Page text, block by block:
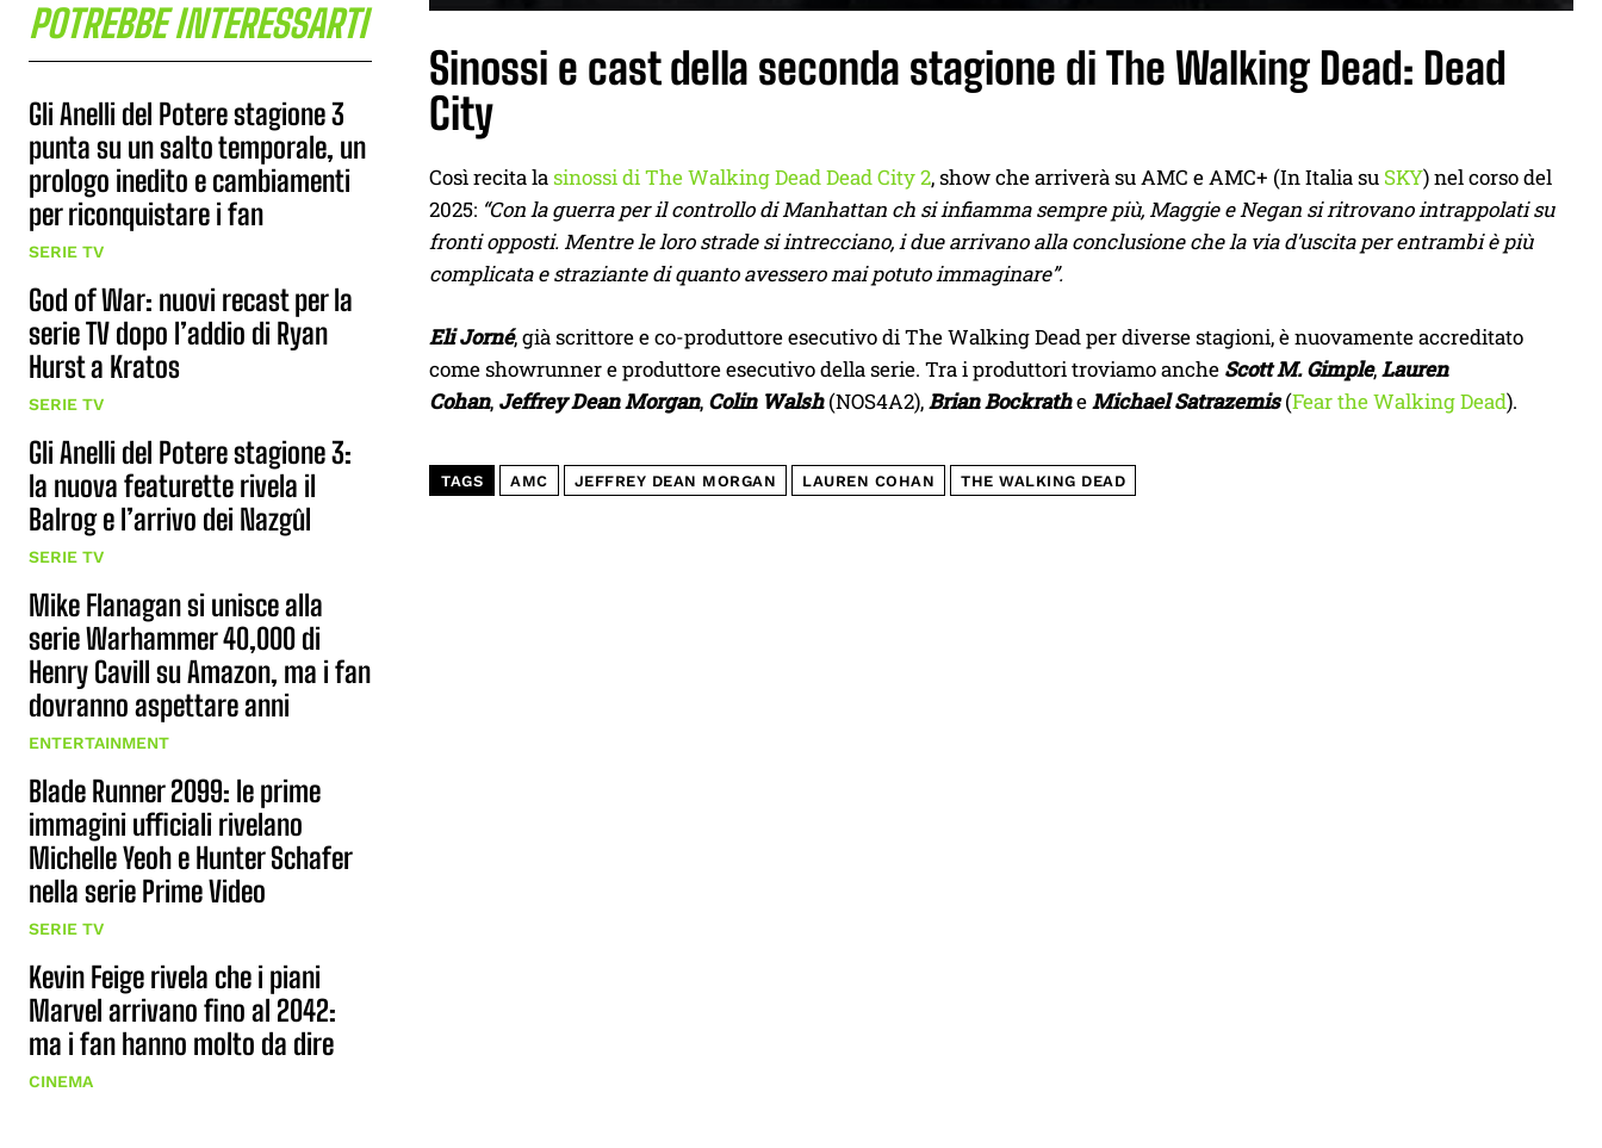
POTREBBE INTERESSARTI
Gli Anelli del Potere stagione 3
punta su un salto temporale, un
prologo inedito e cambiamenti
per riconquistare i fan
SERIE TV
God of War: nuovi recast per la
serie TV dopo l’addio di Ryan
Hurst a Kratos
SERIE TV
Gli Anelli del Potere stagione 3:
la nuova featurette rivela il
Balrog e l’arrivo dei Nazgûl
SERIE TV
Mike Flanagan si unisce alla
serie Warhammer 40,000 di
Henry Cavill su Amazon, ma i fan
dovranno aspettare anni
ENTERTAINMENT
Blade Runner 2099: le prime
immagini ufficiali rivelano
Michelle Yeoh e Hunter Schafer
nella serie Prime Video
SERIE TV
Kevin Feige rivela che i piani
Marvel arrivano fino al 2042:
ma i fan hanno molto da dire
CINEMA
Sinossi e cast della seconda stagione di The Walking Dead: Dead
City
Così recita lasinossi di The Walking Dead Dead City 2, show che arriverà su AMC e AMC+ (In Italia su SKY) nel corso del
2025: “Con la guerra per il controllo di Manhattan ch si infiamma sempre più, Maggie e Negan si ritrovano intrappolati su
fronti opposti. Mentre le loro strade si intrecciano, i due arrivano alla conclusione che la via d’uscita per entrambi è più
complicata e straziante di quanto avessero mai potuto immaginare”.
Eli Jorné, già scrittore e co-produttore esecutivo di The Walking Dead per diverse stagioni, è nuovamente accreditato
come showrunner e produttore esecutivo della serie. Tra i produttori troviamo anche Scott M. Gimple,Lauren
Cohan, Jeffrey Dean Morgan, Colin Walsh(NOS4A2),Brian BockratheMichael Satrazemis(Fear the Walking Dead).
TAGS AMC JEFFREY DEAN MORGAN LAUREN COHAN THE WALKING DEAD